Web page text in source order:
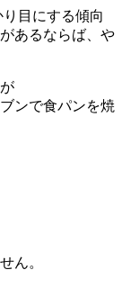
目にする傾向
あるならば、や
ンで食パンを焼
ん。